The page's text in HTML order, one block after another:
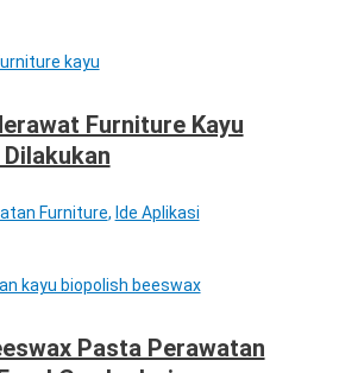
Furniture Kayu
Furniture, Ide Aplikasi
Pasta Perawatan